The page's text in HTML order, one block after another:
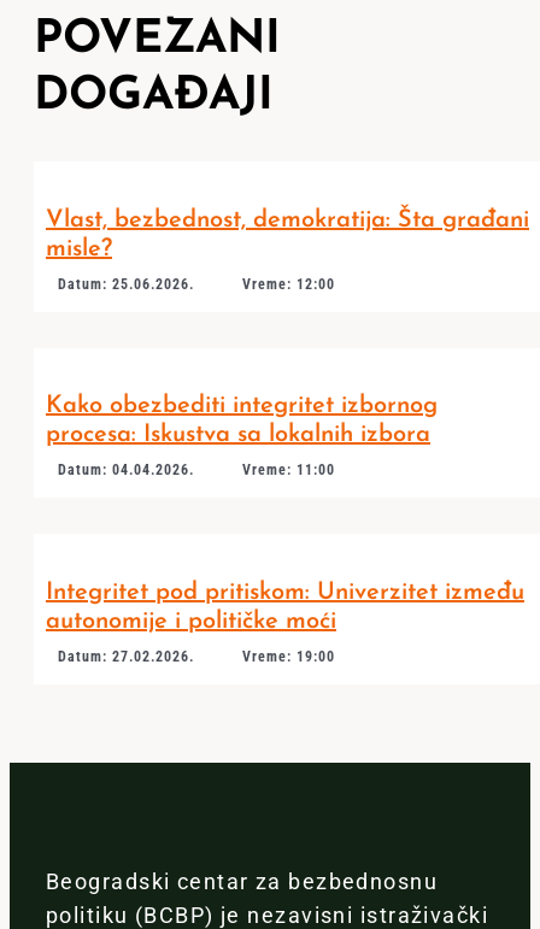
POVEZANI
DOGAĐAJI
Vlast, bezbednost, demokratija: Šta građani
misle?
Datum: 25.06.2026. Vreme: 12:00
Kako obezbediti integritet izbornog
procesa: Iskustva sa lokalnih izbora
Datum: 04.04.2026. Vreme: 11:00
Integritet pod pritiskom: Univerzitet između
autonomije i političke moći
Datum: 27.02.2026. Vreme: 19:00
Beogradski centar za bezbednosnu
politiku (BCBP) je nezavisni istraživački